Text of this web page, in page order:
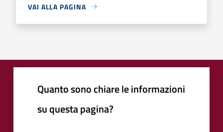
VAI ALLA PAGINA
Quanto sono chiare le informazioni
su questa pagina?